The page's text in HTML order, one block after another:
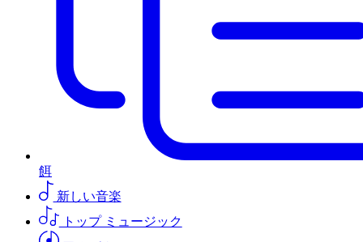
餌
新しい音楽
トップ ミュージック